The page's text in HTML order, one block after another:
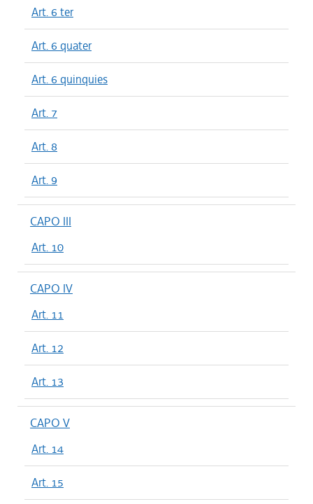
Art. 6 ter
Art. 6 quater
Art. 6 quinquies
Art. 7
Art. 8
Art. 9
CAPO III
Art. 10
CAPO IV
Art. 11
Art. 12
Art. 13
CAPO V
Art. 14
Art. 15